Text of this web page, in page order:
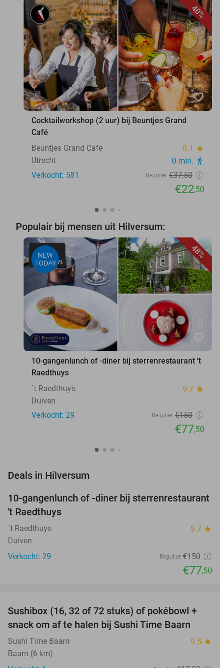
40%
favorite_border
Cocktailworkshop (2 uur) bij Beuntjes Grand
Café
Beuntjes Grand Café
8.1 star
Utrecht 0 min. directions_walk
Verkocht: 581 Regulier €37,50
€22,50
Populair bij mensen uit Hilversum:
48%
NEW
TODAY
favorite_border
10-gangenlunch of -diner bij sterrenrestaurant 't
Raedthuys
´t Raedthuys
9.7 star
Duiven
Verkocht: 29
Regulier €150
€77,50
Deals in Hilversum
48%
NEW
TODAY
10-gangenlunch of -diner bij sterrenrestaurant
't Raedthuys
´t Raedthuys 9.7 star
Duiven
Verkocht: 29
Regulier €150
€77,50
43%
TODAY
Sushibox (16, 32 of 72 stuks) of pokébowl +
snack om af te halen bij Sushi Time Baarn
Sushi Time Baarn 9.5 star
Baarn (6 km)